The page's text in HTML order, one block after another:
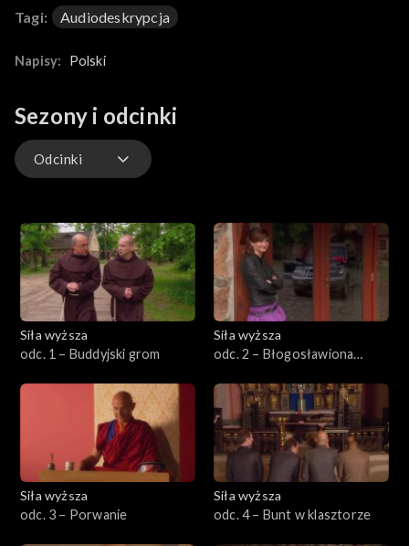
Tagi: Audiodeskrypcja
Napisy: Polski
Sezony i odcinki
Odcinki
Siła wyższa
odc. 1 – Buddyjski grom
Siła wyższa
odc. 2 – Błogosławiona
Siła wyższa
odc. 3 – Porwanie
Siła wyższa
odc. 4 – Bunt w klasztorze